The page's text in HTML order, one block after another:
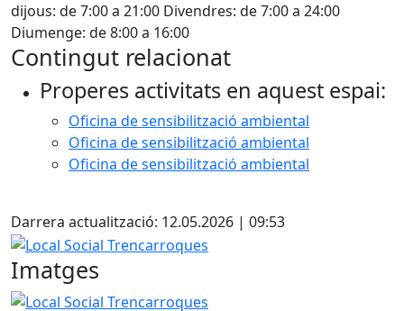
dijous: de 7:00 a 21:00 Divendres: de 7:00 a 24:00
Diumenge: de 8:00 a 16:00
Contingut relacionat
Properes activitats en aquest espai:
Oficina de sensibilització ambiental
Oficina de sensibilització ambiental
Oficina de sensibilització ambiental
Darrera actualització: 12.05.2026 | 09:53
Local Social Trencarroques
Imatges
Local Social Trencarroques